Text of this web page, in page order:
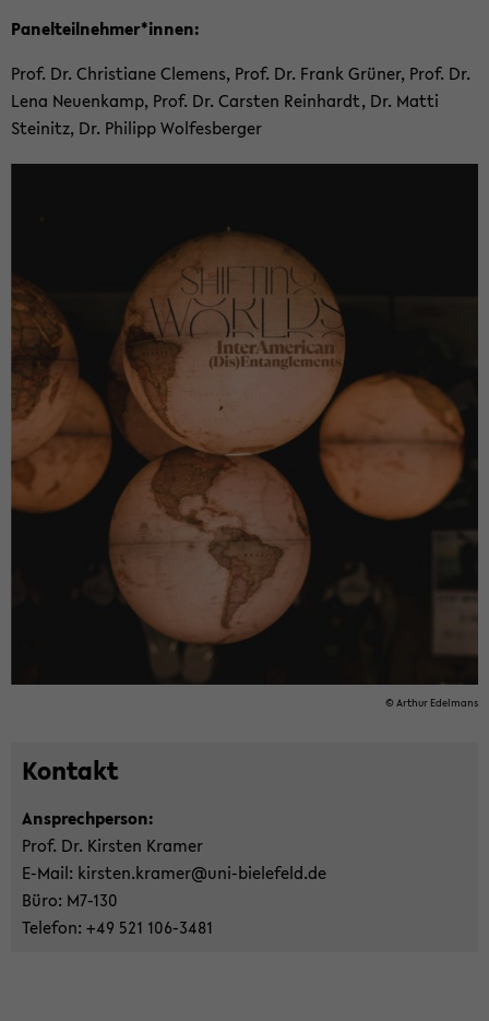
Pa­nel­teil­neh­mer*innen:
Prof. Dr. Chris­tia­ne Cle­mens, Prof. Dr. Frank Grü­ner, Prof. Dr.
Lena Neu­en­kamp, Prof. Dr. Cars­ten Rein­hardt, Dr. Matti
Stei­nitz, Dr. Phil­ipp Wol­fes­ber­ger
© Ar­thur Edel­mans
Kon­takt
An­sprech­per­son:
Prof. Dr. Kirs­ten Kra­mer
E-​Mail: kirs­ten.kra­mer@uni-​bielefeld.de
Büro: M7-​130
Te­le­fon: +49 521 106-​3481